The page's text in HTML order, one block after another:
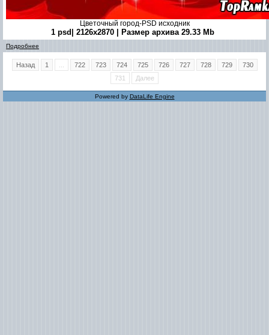
Цветочный город-PSD исходник
1 psd| 2126x2870 | Размер архива 29.33 Mb
Подробнее
Назад 1 722 723 724 725 726 727 728 729
730
731
Далее
Powered by DataLife Engine